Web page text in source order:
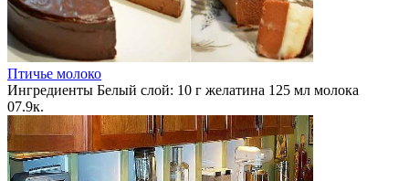
Птичье молоко
Ингредиенты Белый слой: 10 г желатина 125 мл молока
07.9к.